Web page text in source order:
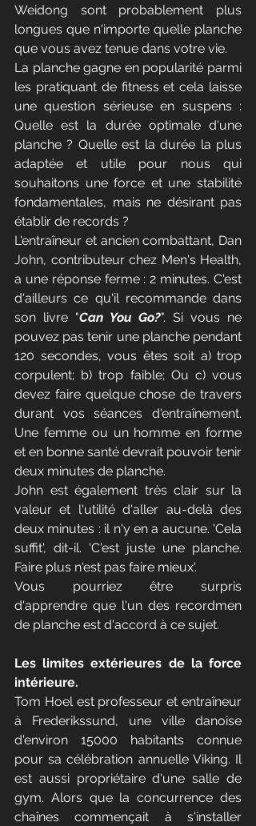
Weidong sont probablement plus
longues que n'importe quelle planche
que vous avez tenue dans votre vie.
La planche gagne en popularité parmi
les pratiquant de fitness et cela laisse
une question sérieuse en suspens :
Quelle est la durée optimale d'une
planche ? Quelle est la durée la plus
adaptée et utile pour nous qui
souhaitons une force et une stabilité
fondamentales, mais ne désirant pas
établir de records ?
L'entraîneur et ancien combattant, Dan
John, contributeur chez Men's Health,
a une réponse ferme : 2 minutes. C'est
d'ailleurs ce qu'il recommande dans
son livre "Can You Go?". Si vous ne
pouvez pas tenir une planche pendant
120 secondes, vous êtes soit a) trop
corpulent; b) trop faible; Ou c) vous
devez faire quelque chose de travers
durant vos séances d'entraînement.
Une femme ou un homme en forme
et en bonne santé devrait pouvoir tenir
deux minutes de planche.
John est également très clair sur la
valeur et l'utilité d'aller au-delà des
deux minutes : il n'y en a aucune. 'Cela
suffit', dit-il. 'C'est juste une planche.
Faire plus n'est pas faire mieux'.
Vous pourriez être surpris
d'apprendre que l'un des recordmen
de planche est d'accord à ce sujet.
Les limites extérieures de la force
intérieure.
Tom Hoel est professeur et entraîneur
à Frederikssund, une ville danoise
d'environ 15000 habitants connue
pour sa célébration annuelle Viking. Il
est aussi propriétaire d'une salle de
gym. Alors que la concurrence des
chaînes commençait à s'installer